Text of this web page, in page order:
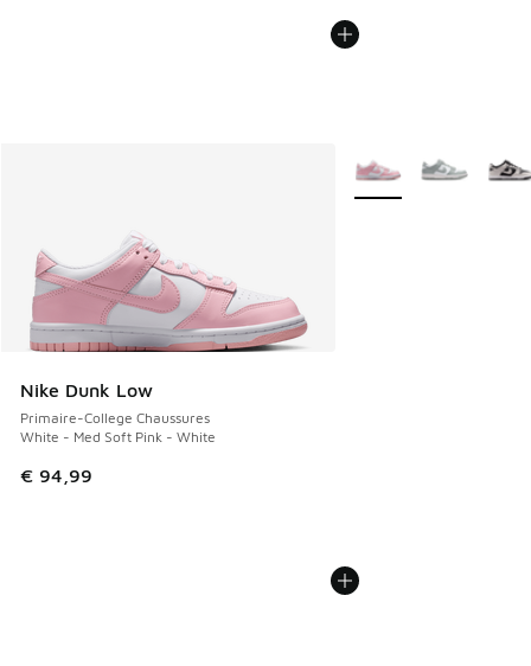
Nike Dunk Low
Primaire-College Chaussures
White - Med Soft Pink - White
€ 94,99
Plus de couleurs